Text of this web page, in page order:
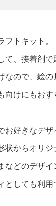
フトキット。
て、接着剤で
なので、絵の
向けにもおす
お好きなデザ
状からオリジ
などのデザイ
としても利用